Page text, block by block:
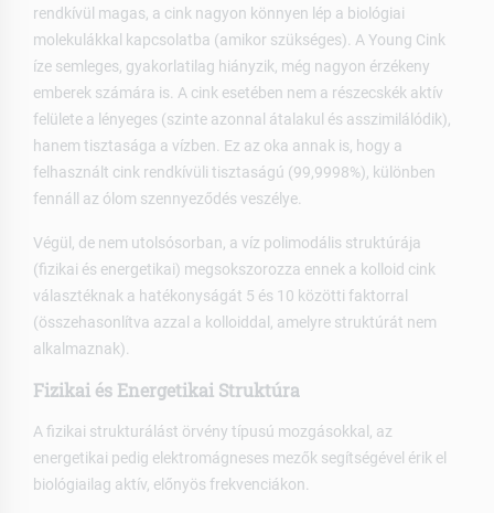
rendkívül magas, a cink nagyon könnyen lép a biológiai
molekulákkal kapcsolatba (amikor szükséges). A Young Cink
íze semleges, gyakorlatilag hiányzik, még nagyon érzékeny
emberek számára is. A cink esetében nem a részecskék aktív
felülete a lényeges (szinte azonnal átalakul és asszimilálódik),
hanem tisztasága a vízben. Ez az oka annak is, hogy a
felhasznált cink rendkívüli tisztaságú (99,9998%), különben
fennáll az ólom szennyeződés veszélye.
Végül, de nem utolsósorban, a víz polimodális struktúrája
(fizikai és energetikai) megsokszorozza ennek a kolloid cink
választéknak a hatékonyságát 5 és 10 közötti faktorral
(összehasonlítva azzal a kolloiddal, amelyre struktúrát nem
alkalmaznak).
Fizikai és Energetikai Struktúra
A fizikai strukturálást örvény típusú mozgásokkal, az
energetikai pedig elektromágneses mezők segítségével érik el
biológiailag aktív, előnyös frekvenciákon.